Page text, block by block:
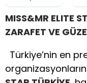
MISS&MR ELITE
ZARAFET VE
Türkiye’nin en